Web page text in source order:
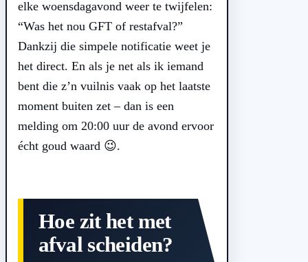
elke woensdagavond weer te twijfelen:
“Was het nou GFT of restafval?”
Dankzij die simpele notificatie weet je
het direct. En als je net als ik iemand
bent die z’n vuilnis vaak op het laatste
moment buiten zet – dan is een
melding om 20:00 uur de avond ervoor
écht goud waard 😉.
Hoe zit het met
afval scheiden?